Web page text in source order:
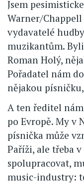
Jsem
Warner/
vydavatelé
muzikantům. Byli
Roman Holý,
Pořadatel nám
nějakou
A ten ředitel nám
po Evropě. My v
písnička může
Paříži, ale třeba
spolupracovat,
music-industry: